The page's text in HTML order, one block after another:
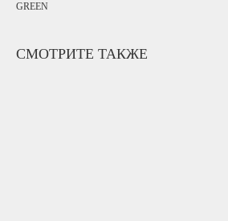
GREEN
СМОТРИТЕ ТАКЖЕ